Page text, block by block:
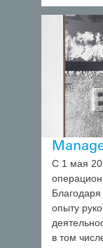
С 1 мая
опыту
в том